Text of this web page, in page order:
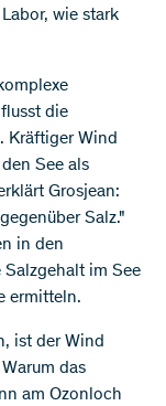
wie stark
die
Kräftiger Wind
See als
Grosjean:
Salz."
in den
im See
ermitteln.
ist der Wind
das
am Ozonloch